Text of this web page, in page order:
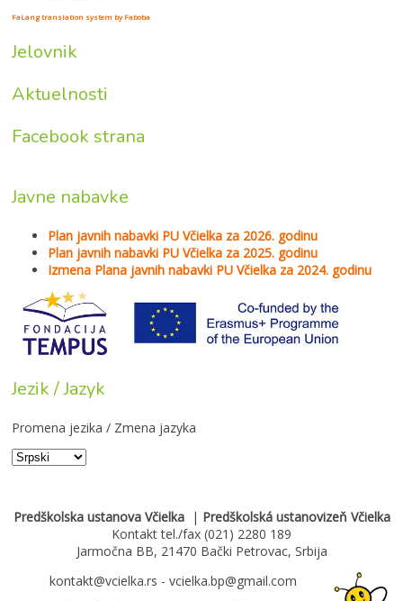
FaLang translation system by Faboba
Jelovnik
Aktuelnosti
Facebook strana
Javne nabavke
Plan javnih nabavki PU Včielka za 2026. godinu
Plan javnih nabavki PU Včielka za 2025. godinu
Izmena Plana javnih nabavki PU Včielka za 2024. godinu
Jezik / Jazyk
Promena jezika / Zmena jazyka
Predškolska ustanova Včielka| Predškolská ustanovizeň Včielka
Kontakt tel./fax (021) 2280 189
Jarmočna BB, 21470 Bački Petrovac, Srbija
kontakt@vcielka.rs - vcielka.bp@gmail.com